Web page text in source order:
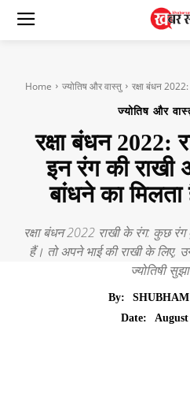
Home ज्योतिष और वास्तु रक्षा बंधन
ज्योतिष और
रक्षा बंधन 2022:
इन रंग की राखी
बांधने का
रक्षा बंधन 2022 राखी के रंग: कुछ
हैं। तो अपने भाई की राखी के लिए,
ज्योतिषी
By:
Date: